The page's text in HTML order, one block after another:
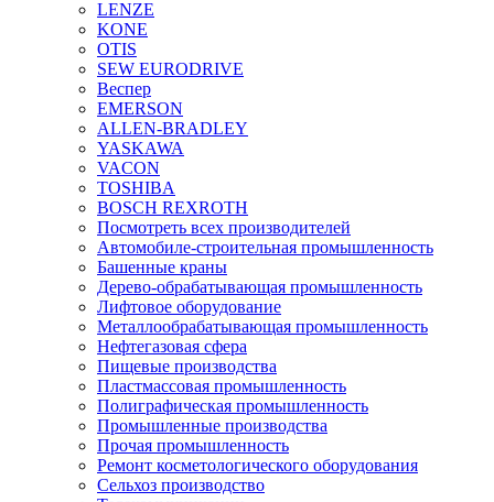
LENZE
KONE
OTIS
SEW EURODRIVE
Веспер
EMERSON
ALLEN-BRADLEY
YASKAWA
VACON
TOSHIBA
BOSCH REXROTH
Посмотреть всех производителей
Автомобиле-строительная промышленность
Башенные краны
Дерево-обрабатывающая промышленность
Лифтовое оборудование
Металлообрабатывающая промышленность
Нефтегазовая сфера
Пищевые производства
Пластмассовая промышленность
Полиграфическая промышленность
Промышленные производства
Прочая промышленность
Ремонт косметологического оборудования
Сельхоз производство